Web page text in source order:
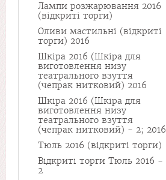
Лампи розжарювання 2016
(відкриті торги)
Оливи мастильні (відкриті
торги) 2016
Шкіра 2016 (Шкіра для
виготовлення низу
театрального взуття
(чепрак нитковий) 2016
Шкіра 2016 (Шкіра для
виготовлення низу
театрального взуття
(чепрак нитковий) - 2; 2016
Тюль 2016 (відкриті торги)
Відкриті торги Тюль 2016 -
2